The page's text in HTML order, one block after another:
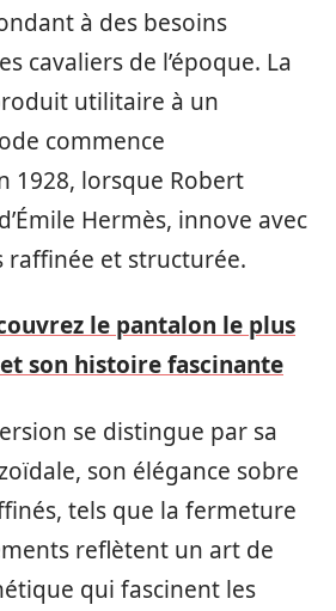
à des besoins
cavaliers de l’époque. La
utilitaire à un
commence
1928, lorsque Robert
Hermès, innove avec
raffinée et structurée.
le pantalon le plus
son histoire fascinante
se distingue par sa
son élégance sobre
tels que la fermeture
reflètent un art de
qui fascinent les